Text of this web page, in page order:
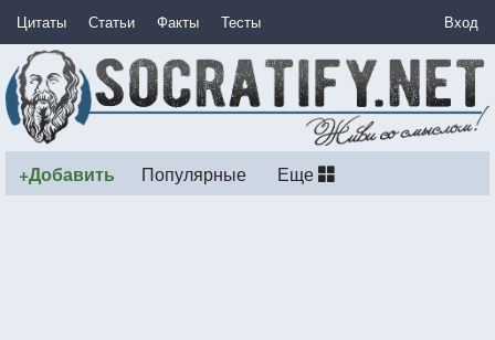
Цитаты Статьи Факты Тесты Вход
+Добавить Популярные Еще